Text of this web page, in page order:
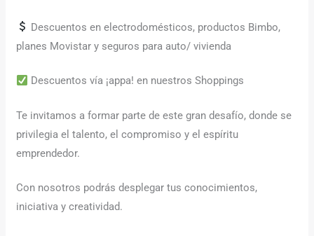
Descuentos en electrodomésticos, productos Bimbo,
planes Movistar y seguros para auto/ vivienda
Descuentos vía ¡appa! en nuestros Shoppings
Te invitamos a formar parte de este gran desafío, donde se
privilegia el talento, el compromiso y el espíritu
emprendedor.
Con nosotros podrás desplegar tus conocimientos,
iniciativa y creatividad.